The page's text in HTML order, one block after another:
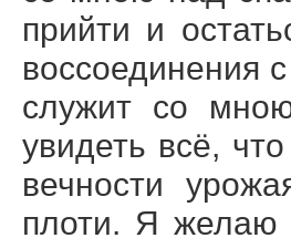
прийти и
воссоединения
служит со
увидеть всё,
вечности
плоти. Я желаю